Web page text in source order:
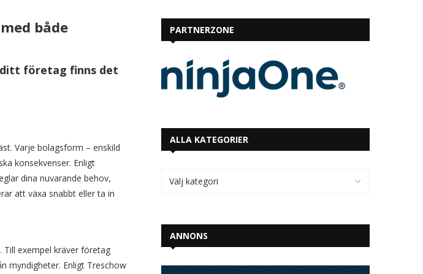
både
företag finns det
Varje bolagsform – enskild
konsekvenser. Enligt
dina nuvarande behov,
att växa snabbt eller ta in
Till exempel kräver företag
myndigheter. Enligt Treschow
PARTNERZONE
ALLA KATEGORIER
ANNONS